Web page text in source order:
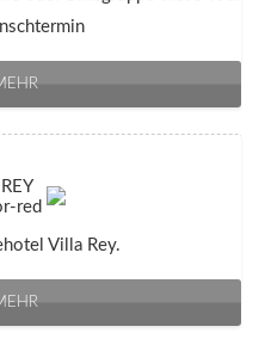
Villa Rey.